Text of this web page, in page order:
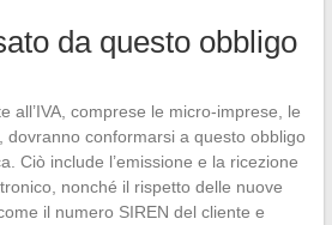
da questo obbligo
all’IVA, comprese le micro-imprese, le
dovranno conformarsi a questo obbligo
Ciò include l’emissione e la ricezione
nonché il rispetto delle nuove
il numero SIREN del cliente e